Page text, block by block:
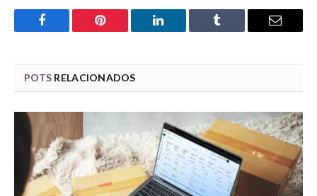
Facebook Pinterest LinkedIn Tumblr Email
POTS RELACIONADOS